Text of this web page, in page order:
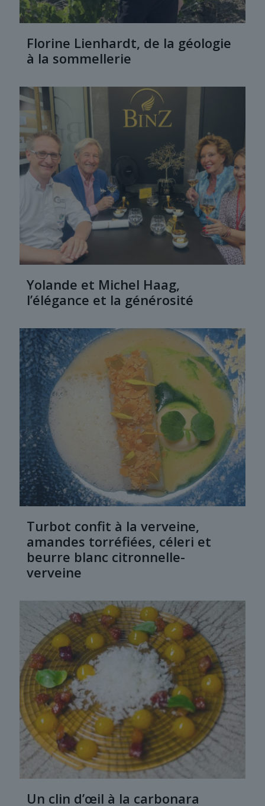
Florine Lienhardt, de la géologie
à la sommellerie
Yolande et Michel Haag,
l’élégance et la générosité
Turbot confit à la verveine,
amandes torréfiées, céleri et
beurre blanc citronnelle-
verveine
Un clin d’œil à la carbonara